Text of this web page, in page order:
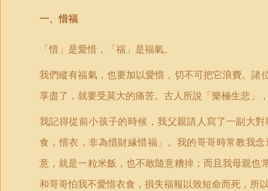
一、惜福
「惜」是愛惜， 「福」是福氣。
我們縱有福氣，也要加以愛惜，切不可把它浪費。
享盡了，就要受莫大的痛苦。古人所說 「樂極生悲」
我記得從前小孩子的時候，我父親請人寫了一副大
食，惜衣，非為惜財緣惜福」。我的哥哥時常教我
意，就是一粒米飯，也不敢隨意糟掉；而且我母親
和哥哥怕我不愛惜衣食，損失福報以致短命而死，所